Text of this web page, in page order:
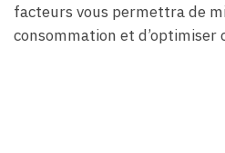
facteurs vous permettra de
consommation et d’optimiser